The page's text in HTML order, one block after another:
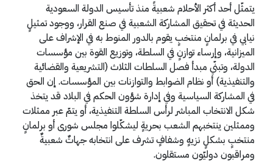
يتمثّل أحد أكثر الأحلام شعبيةً منذ تأسيس الدولة السعودية
الحديثة في تحقيق المشاركة الشعبية في صنع القرار، ووجود تمثيلٍ
نيابي في برلمانٍ منتخبٍ يقوم بالدور المنوط به في الإشراف على
الميزانية، وإرساء توازنٍ في السلطة، وتوزيع القوة بين مؤسسات
الدولة، وتبنّي مبدأ فصل السلطات الثلاث (التشريعية والقضائية
والتنفيذية) أو نظام الضوابط والتوازنات بين المؤسسات. إن الحق
في المشاركة السياسية وفي إدارة شؤون الحكم في البلاد قد يتخذ
شكل الانتخاب المباشر لرأس السلطة التنفيذية، أو يتمّ عبر ممثلات
وممثلين ينتخبهم الشعب بحريةٍ ليشكّلوا مجلس شورى أو برلمانٍ
منتخبٍ بشكلٍ نزيهٍ وشفافٍ تشرف على انتخابه جهاتٌ شعبيةٌ
ومراقبون دوليّون مستقلون.